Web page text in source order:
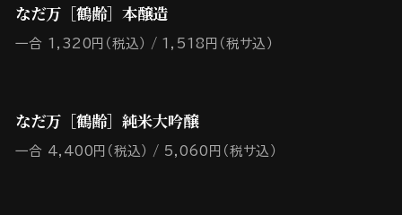
なだ万［鶴齢］本醸造
一合 1,320円（税込） 1,518円（税サ込）
なだ万［鶴齢］純米大吟醸
一合 4,400円（税込） 5,060円（税サ込）